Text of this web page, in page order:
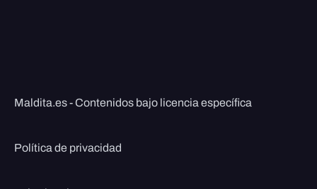
Maldita.es - Contenidos bajo licencia específica
Política de privacidad